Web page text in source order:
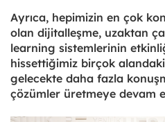
Ayrıca, hepimizin en çok
olan dijitalleşme, uzaktan
learning sistemlerinin
hissettiğimiz birçok alandaki
gelecekte daha fazla
çözümler üretmeye devam